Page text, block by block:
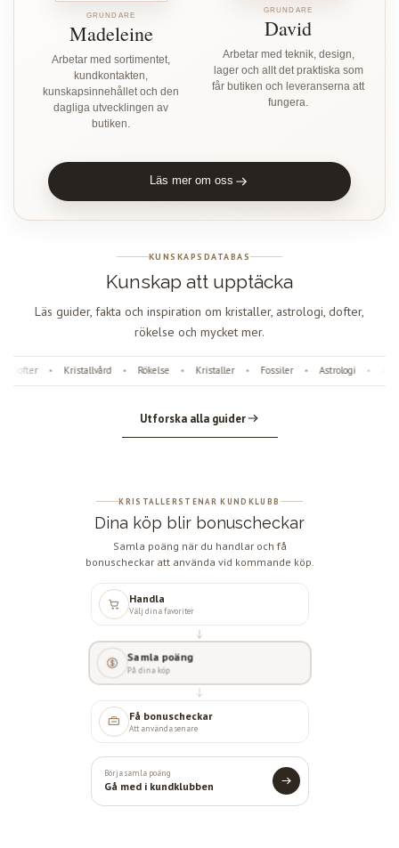
GRUNDARE
Madeleine
Arbetar med sortimentet,
kundkontakten,
kunskapsinnehållet och den
dagliga utvecklingen av
butiken.
GRUNDARE
David
Arbetar med teknik, design,
lager och allt det praktiska som
får butiken och leveranserna att
fungera.
Läs mer om oss
KUNSKAPSDATABAS
Kunskap att upptäcka
Läs guider, fakta och inspiration om kristaller, astrologi, dofter,
rökelse och mycket mer.
Dofter Kristallvård Rökelse Kristaller Fossiler Astrologi
Utforska alla guider
KRISTALLERSTENAR KUNDKLUBB
Dina köp blir bonuscheckar
Samla poäng när du handlar och få
bonuscheckar att använda vid kommande köp.
Handla
Välj dina favoriter
Samla poäng
På dina köp
Få bonuscheckar
Att använda senare
Börja samla poäng
Gå med i kundklubben